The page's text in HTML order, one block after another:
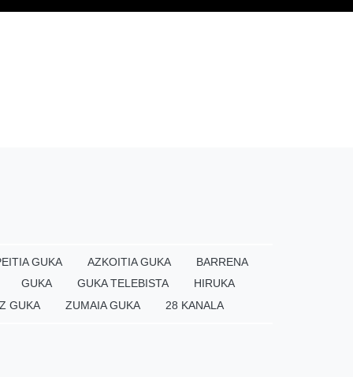
GUKA AZKOITIA GUKA
BARRENA
GUKA
GUKA TELEBISTA
HIRUKA
GUKA
ZUMAIA GUKA 28 KANALA